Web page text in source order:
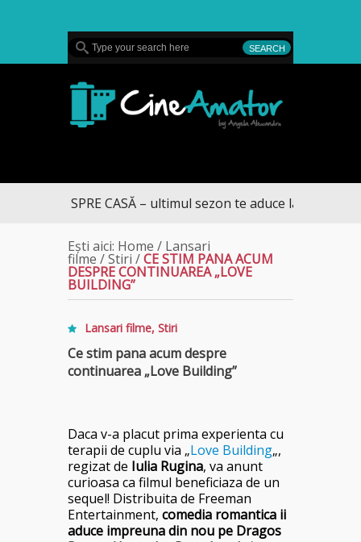
SPRE CASĂ – ultimul sezon te aduce la DIVA
Ești aici: Home / Lansari
filme /Stiri /CE STIM PANA ACUM
DESPRE CONTINUAREA „LOVE
BUILDING”
Lansari filme, Stiri
Ce stim pana acum despre
continuarea „Love Building”
Daca v-a placut prima experienta cu
terapii de cuplu via „Love Building„,
regizat de Iulia Rugina, va anunt
curioasa ca filmul beneficiaza de un
sequel! Distribuita de Freeman
Entertainment, comedia romantica ii
aduce impreuna din nou pe Dragos